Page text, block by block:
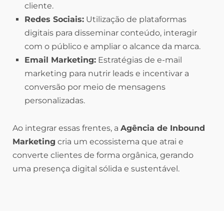
cliente.
Redes Sociais: Utilização de plataformas
digitais para disseminar conteúdo, interagir
com o público e ampliar o alcance da marca.
Email Marketing: Estratégias de e-mail
marketing para nutrir leads e incentivar a
conversão por meio de mensagens
personalizadas.
Ao integrar essas frentes, a Agência de Inbound
Marketing cria um ecossistema que atrai e
converte clientes de forma orgânica, gerando
uma presença digital sólida e sustentável.